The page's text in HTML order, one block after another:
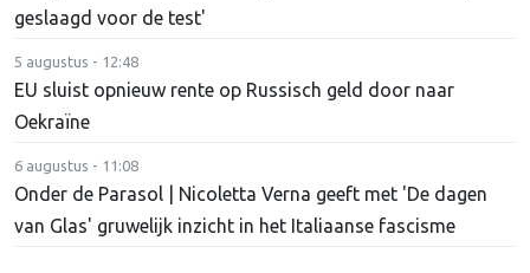
geslaagd voor de test'
5 augustus - 12:48
EU sluist opnieuw rente op Russisch geld door naar
Oekraïne
6 augustus - 11:08
Onder de Parasol | Nicoletta Verna geeft met 'De dagen
van Glas' gruwelijk inzicht in het Italiaanse fascisme